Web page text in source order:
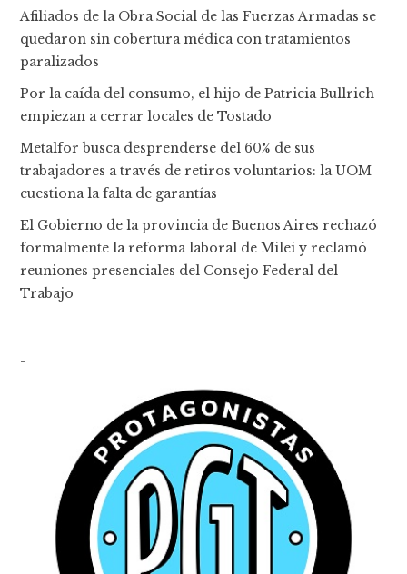
Afiliados de la Obra Social de las Fuerzas Armadas se
quedaron sin cobertura médica con tratamientos
paralizados
Por la caída del consumo, el hijo de Patricia Bullrich
empiezan a cerrar locales de Tostado
Metalfor busca desprenderse del 60% de sus
trabajadores a través de retiros voluntarios: la UOM
cuestiona la falta de garantías
El Gobierno de la provincia de Buenos Aires rechazó
formalmente la reforma laboral de Milei y reclamó
reuniones presenciales del Consejo Federal del
Trabajo
-